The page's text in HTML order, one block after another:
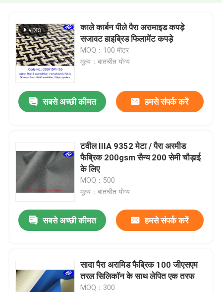
काले कार्बन पीले पैरा अरामाइड कपड़े
सजावट हाइब्रिड फिलामेंट कपड़े
MOQ：100 मीटर
मूल्य：बातचीत योग्य
सबसे अच्छी कीमत हमसे संपर्क करें
टवील IIIA 9352 मेटा / पैरा अरमीड
फैब्रिक 200gsm सैन्य 200 सेमी चौड़ाई
के लिए
MOQ：500
मूल्य：बातचीत योग्य
सबसे अच्छी कीमत हमसे संपर्क करें
सादा पैरा अरामिड फैब्रिक 100 जीएसएम
तरल सिलिकॉन के साथ लेपित एक तरफ
MOQ：300